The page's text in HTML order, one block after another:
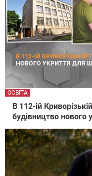
В 112-ій
будівництво нового
ОСВІТА